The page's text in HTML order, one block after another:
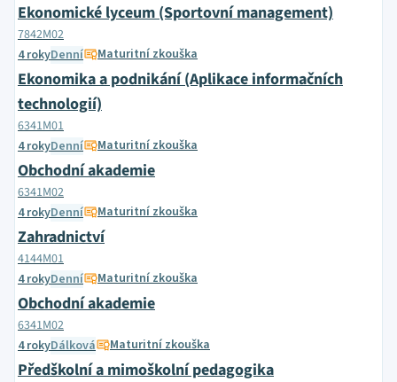
Ekonomické lyceum (Sportovní management)
7842M02
4 rokyDenní Maturitní zkouška
Ekonomika a podnikání (Aplikace informačních
technologií)
6341M01
4 rokyDenní Maturitní zkouška
Obchodní akademie
6341M02
4 rokyDenní Maturitní zkouška
Zahradnictví
4144M01
4 rokyDenní Maturitní zkouška
Obchodní akademie
6341M02
4 rokyDálková Maturitní zkouška
Předškolní a mimoškolní pedagogika